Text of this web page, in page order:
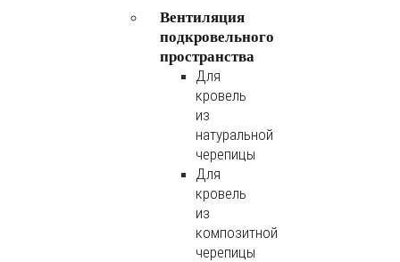
Вентиляция
подкровельного
пространства
Для
кровель
из
натуральной
черепицы
Для
кровель
из
композитной
черепицы